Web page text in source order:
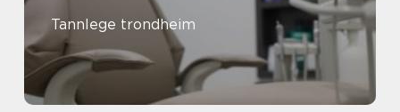
Tannlege trondheim